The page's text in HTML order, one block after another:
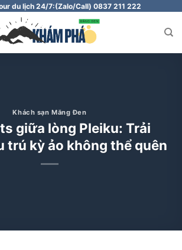
du lịch 24/7:(Zalo/Call) 0837 211 222
Khách sạn Măng Đen
giữa lòng Pleiku: Trải
trú kỳ ảo không thể quên